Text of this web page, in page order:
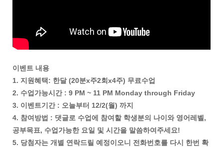
이벤트 내용
1. 지원혜택: 한달 (20분x주2회x4주) 무료수업
2. 수업가능시간 : 9 PM ~ 11 PM Monday through Friday
3. 이벤트기간 : 오늘부터 12/2(월) 까지
4. 참여방법 : 댓글로 수업에 참여할 학생분의 나이와 영어레벨,
공부목표, 수업가능한 요일 및 시간을 말씀하여주세요!
5. 당첨자는 개별 연락드릴 예정이오니 전화번호를 다시 한번 확